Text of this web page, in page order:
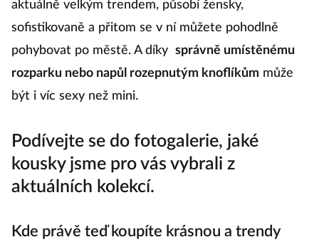
aktuálně velkým trendem, působí žensky,
sofistikovaně a přitom se v ní můžete pohodlně
pohybovat po městě. A díky správně umístěnému
rozparku nebo napůl rozepnutým knoflíkům může
být i víc sexy než mini.
Podívejte se do fotogalerie, jaké
kousky jsme pro vás vybrali z
aktuálních kolekcí.
Kde právě teď koupíte krásnou a trendy